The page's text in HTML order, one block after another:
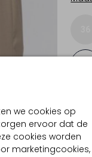
we cookies op
ervoor dat de
cookies worden
marketingcookies,